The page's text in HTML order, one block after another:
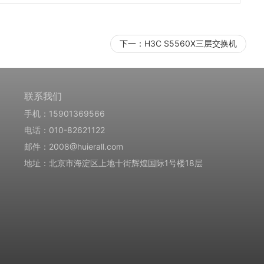
下一： ​H3C S5560X三层交换机
联系我们
手机：15901369566
电话：010-82621122
邮件：2008@huierall.com
地址：北京市海淀区上地十街辉煌国际1号楼18层